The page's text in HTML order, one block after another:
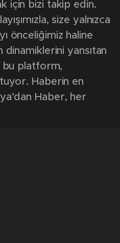
için bizi takip edin.
size yalnızca
önceliğimiz haline
yansıtan
bu platform,
Haberin en
Haber, her